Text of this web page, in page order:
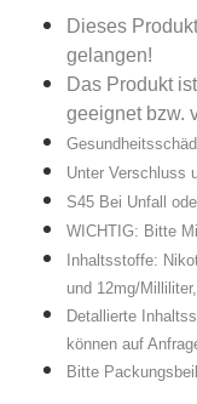
Dieses
gelangen!
Das Produkt
geeignet bzw.
Unter Verschluss
S45 Bei Unfall
WICHTIG: Bitte
Inhaltsstoffe:
und 12mg/
Detallierte
können auf
Bitte